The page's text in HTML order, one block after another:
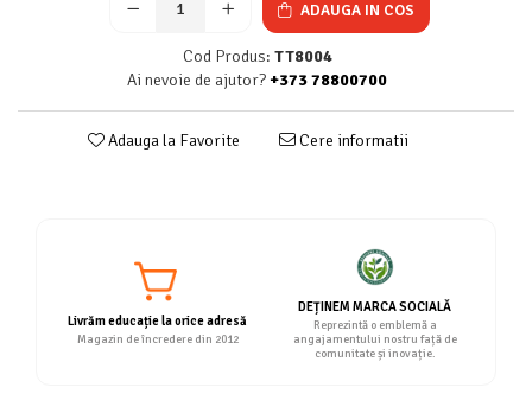
ADAUGA IN COS
Cod Produs: TT8004
Ai nevoie de ajutor?+373 78800700
Adauga la Favorite Cere informatii
Livrăm educație la orice adresă
Magazin de încredere din 2012
DEȚINEM MARCA SOCIALĂ
Reprezintă o emblemă a
angajamentului nostru față de
comunitate și inovație.